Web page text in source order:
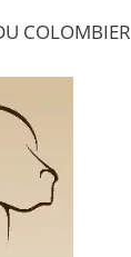
COLOMBIER